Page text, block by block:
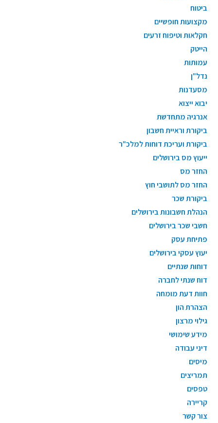
ביטוח
מקצועות חופשיים
חקלאות וטיפוח זרעים
הייטק
עמותות
נדל"ן
מסעדנות
יבוא ייצוא
אנרגיה מתחדשת
ביקורת וראיית חשבון
ביקורת ועריכת דוחות למלכ"ר
ייעוץ מס בירושלים
החזר מס
החזר מס לתושבי חוץ
ביקורת שכר
הנהלת חשבונות בירושלים
חשבי שכר בירושלים
פתיחת עסק
יעוץ עסקי בירושלים
דוחות שנתיים
דוח שנתי לחברה
חוות דעת מומחה
הצהרת הון
גילוי מרצון
מידע שימושי
דיני עבודה
מיסים
תמריצים
טפסים
קריירה
צור קשר